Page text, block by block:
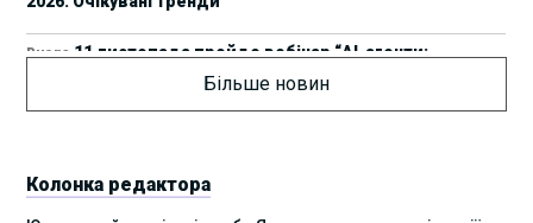
Вчора 11 листопада пройде вебінар “AI-агенти:
прайвесі, IP та комплаєнс ризики”
17 листопада стартує Школа юридичної
Більше новин
Колонка редактора